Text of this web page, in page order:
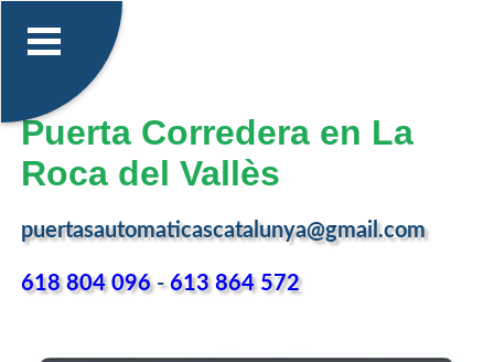
Puerta Corredera en La
Roca del Vallès
puertasautomaticascatalunya@gmail.com
618 804 096-613 864 572